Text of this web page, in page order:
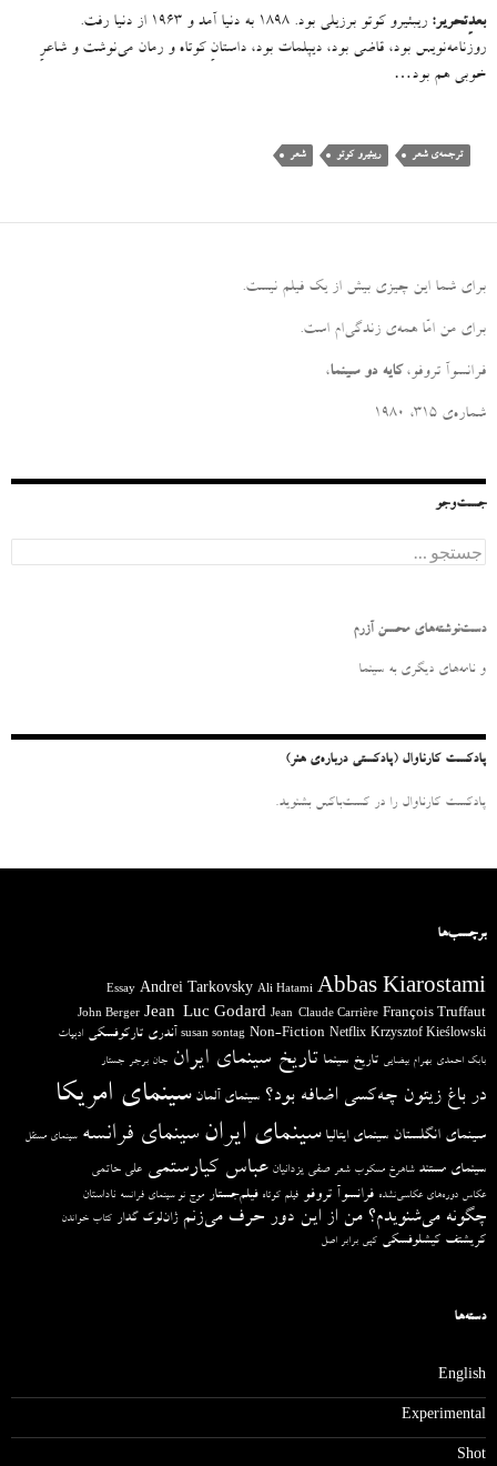
بعدِتحریر:
ریبئیرو کوتو برزیلی بود. ۱۸۹۸ به دنیا آمد و ۱۹۶۳ از دنیا رفت.
روزنامه‌نویس بود، قاضی بود، دیپلمات بود، داستانِ کوتاه و رمان می‌نوشت و شاعرِ
خوبی هم بود…
ترجمه‌ی شعر ریبئیرو کوتو شعر
برای شما این چیزی بیش از یک فیلم نیست.
برای من امّا همه‌ی زندگی‌ام است.
فرانسوآ تروفو، کایه دو سینما،
شماره‌ی ۳۱۵، ۱۹۸۰
جست‌وجو
ج
س
و
ر
دست‌نوشته‌های محسن آزرم
و نامه‌‌های دیگری به سینما
پادکست کارناوال (پادکستی درباره‌ی هنر)
پادکست کارناوال را در کست‌باکس بشنوید.
برچسب‌ها
Abbas Kiarostami
Ali Hatami
Andrei Tarkovsky
Essay
François Truffaut
Jean-Claude Carrière
Jean-Luc Godard
John Berger
Krzysztof Kieślowski
Netflix
Non-Fiction
susan sontag آندری تارکوفسکی ادبیات
بابک احمدی بهرام بیضایی تاریخ سینما تاریخ سینمای ایران جان برجر جستار
در باغ زیتون چه‌کسی اضافه بود؟ سینمای آلمان سینمای امریکا
سینمای انگلستان سینمای ایتالیا سینمای ایران سینمای فرانسه سینمای مستقل
سینمای مستند شاهرخ مسکوب شعر صفی یزدانیان عباس کیارستمی علی حاتمی
عکاس دوره‌های عکاسی‌نشده فرانسوآ تروفو فیلم کوتاه فیلم‌جستار موج نو سینمای فرانسه ناداستان
چگونه می‌شنویدم؟ من از این دور حرف می‌زنم ژان‌لوک گدار کتاب خواندن
کریشتف کیشلوفسکی کپی برابر اصل
دسته‌ها
English
Experimental
Shot